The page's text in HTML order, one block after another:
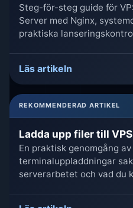
Steg-för-steg guide för
Server med Nginx,
praktiska
Läs artikeln
REKOMMENDERAD ARTIKEL
Ladda upp filer till
En praktisk genomgång
terminaluppladdningar
serverarbetet och vad du